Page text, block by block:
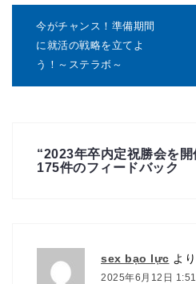
ー
今がチャンス！準備期間
に就活の戦略を立てよ
う！～ステラボ～
“2023年卒内定祝勝会を開
175件のフィードバック
sex bạo lực よ
2025年6月12日